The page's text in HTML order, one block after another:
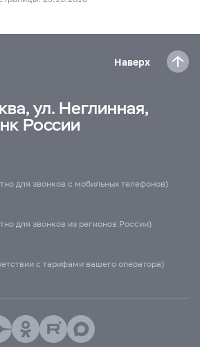
Наверх
ул. Неглинная,
России
для звонков с мобильных телефонов)
для звонков из регионов России)
с тарифами вашего оператора)